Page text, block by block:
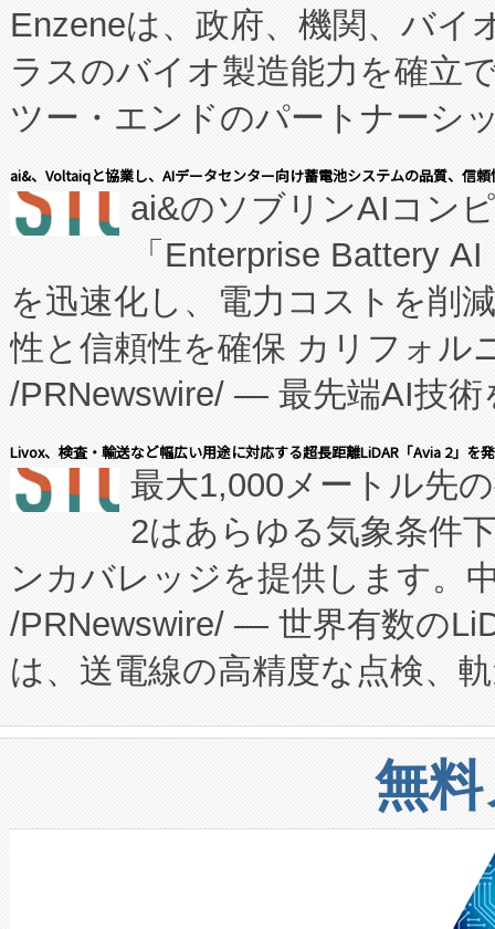
Enzeneは、政府、機関、バイ
ラスのバイオ製造能力を確立
ツー・エンドのパートナーシ
表しました。 同社の実績ある
manufacturing™ (FCCM™) プ
たNeXは、バイオ医薬品製造
従来のフェッドバッチ施設の
に、患者やサプライチェーン
キー方式で拡張性が高く、持
す。FCCM‑を活用した現地生
患者にとっての費用負担を大
のアクセスを大幅に拡大する
Fully-Connected Continuous
プログラムには、施設設計・
に関する技術移転および知的
構造化トレーニングカリキュ
上げおよび商用化段階におけ
設備整備および立ち上げ調整
加組織は、Enzeneのバイオ
選定された製品について、自
ai&、Voltaiqと協業し、AIデータセンター向け蓄電池システムの品質、信
ai&のソブリンAIコン
「Enterprise Battery
を迅速化し、電力コストを削
性と信頼性を確保 カリフォル
/PRNewswire/ — 最先端AI技術
会社エーアイ・アンド：本社
President原信平）と、エンタ
ードするVoltaiqは、日本にあ
ーエネルギー貯蔵システム（
た。 Voltaiq独自のAI搭載プラ
定、統合、導入、運用に至る
安全性を追跡し、確保する事
増加しているデータセンター
る電力網に大きな負担をかけ
事業者の負担軽減という課題
系統連系を迅速にし、ピーク
Livox、検査・輸送など幅広い用途に対応する超長距離LiDAR「Avia 2」を
最大1,000メートル先
2はあらゆる気象条件
ンカバレッジを提供します。
/PRNewswire/ — 世界有数の
は、送電線の高精度な点検、
や穀物倉庫におけるバルク材
リューション「Avia 2」を発
したAvia 2は、1,000メート
狭視野のFOVを切り替えるこ
ケーブル、枝などの細かな対
無